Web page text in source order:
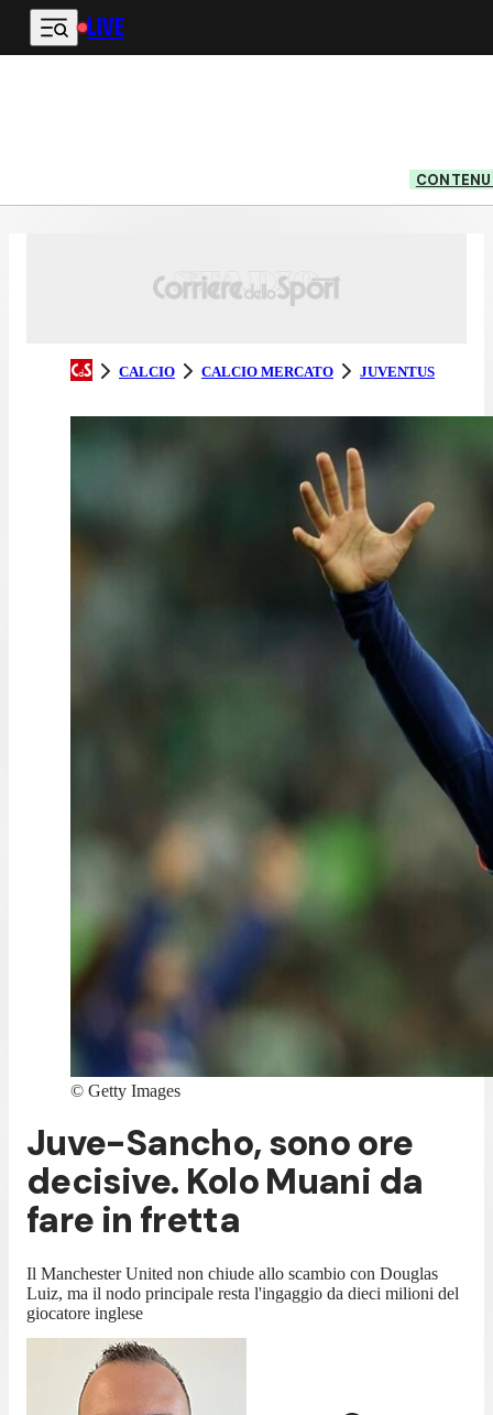
Vai al contenuto principale
LIVE
CALCIO CALCIO MERCATO JUVENTUS
© Getty Images
Juve-Sancho, sono ore
decisive. Kolo Muani da
fare in fretta
Il Manchester United non chiude allo scambio con Douglas
Luiz, ma il nodo principale resta l'ingaggio da dieci milioni del
giocatore inglese